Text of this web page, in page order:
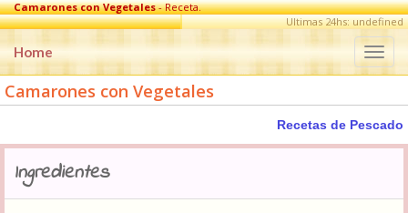
Camarones con Vegetales- Receta.
Ultimas 24hs: undefined
Home
Camarones con Vegetales
Recetas de Pescado
Ingredientes